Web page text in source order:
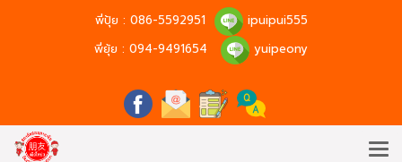
พี่ปุ้ย : 086-5592951
ipuipui555
พี่ยุ้ย : 094-9491654 yuipeony